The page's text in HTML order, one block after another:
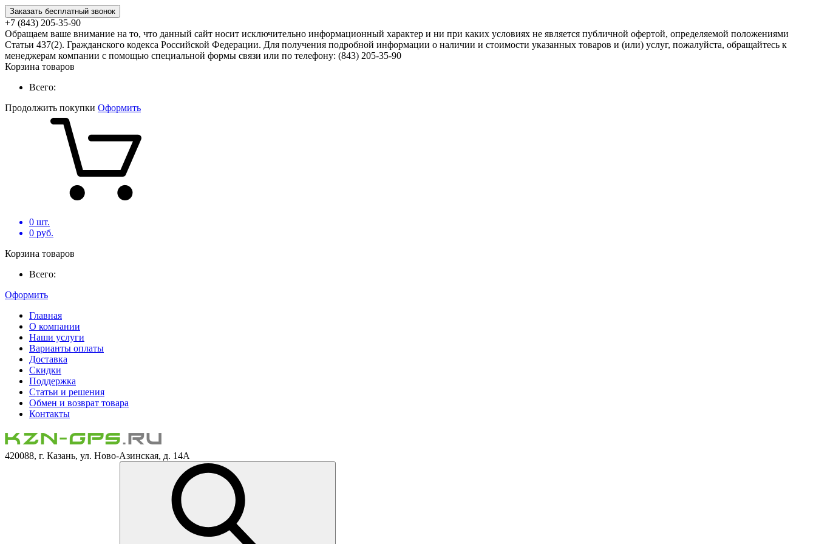
Заказать бесплатный звонок
+7 (843) 205-35-90
Обращаем ваше внимание на то, что данный сайт носит исключительно информационный характер и ни при каких условиях не является публичной офертой, определяемой положениями
Статьи 437(2). Гражданского кодекса Российской Федерации. Для получения подробной информации о наличии и стоимости указанных товаров и (или) услуг, пожалуйста, обращайтесь к
менеджерам компании с помощью специальной формы связи или по телефону: (843) 205-35-90
Корзина товаров
Всего:
Продолжить покупки Оформить
0 шт.
0 руб.
Корзина товаров
Всего:
Оформить
Главная
О компании
Наши услуги
Варианты оплаты
Доставка
Скидки
Поддержка
Статьи и решения
Обмен и возврат товара
Контакты
420088, г. Казань, ул. Ново-Азинская, д. 14А